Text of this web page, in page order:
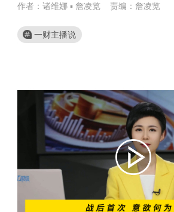
作者：诸维娜 ▪ 詹凌览 责编：詹凌览
一财主播说